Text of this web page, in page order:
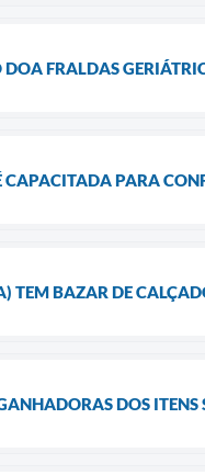
FRALDAS
PARA
TEM BAZAR DE
DOS